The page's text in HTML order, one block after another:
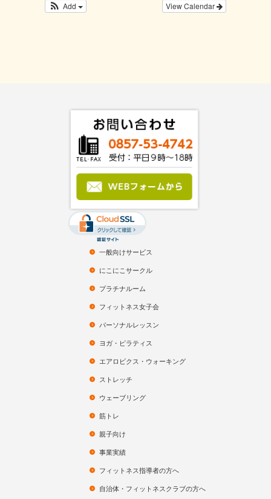
View Calendar
Add
一般向けサービス
にこにこサークル
プラチナルーム
フィットネス女子会
パーソナルレッスン
ヨガ・ピラティス
エアロビクス・ウォーキング
ストレッチ
ウェーブリング
筋トレ
親子向け
事業実績
フィットネス指導者の方へ
自治体・フィットネスクラブの方へ